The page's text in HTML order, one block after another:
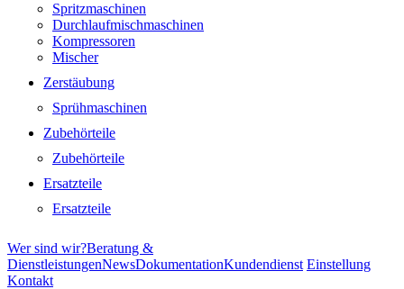
Spritzmaschinen
Durchlaufmischmaschinen
Kompressoren
Mischer
Zerstäubung
Sprühmaschinen
Zubehörteile
Zubehörteile
Ersatzteile
Ersatzteile
Wer sind wir?Beratung &
DienstleistungenNewsDokumentationKundendienst Einstellung
Kontakt